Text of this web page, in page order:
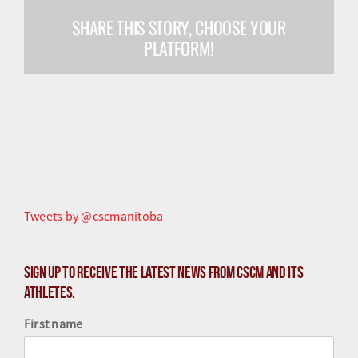
Olympiens et paralympiens
Quoi de neuf
SHARE THIS STORY, CHOOSE YOUR
PLATFORM!
Tweets by @cscmanitoba
Sign up to receive the latest news from CSCM and its
athletes.
First name